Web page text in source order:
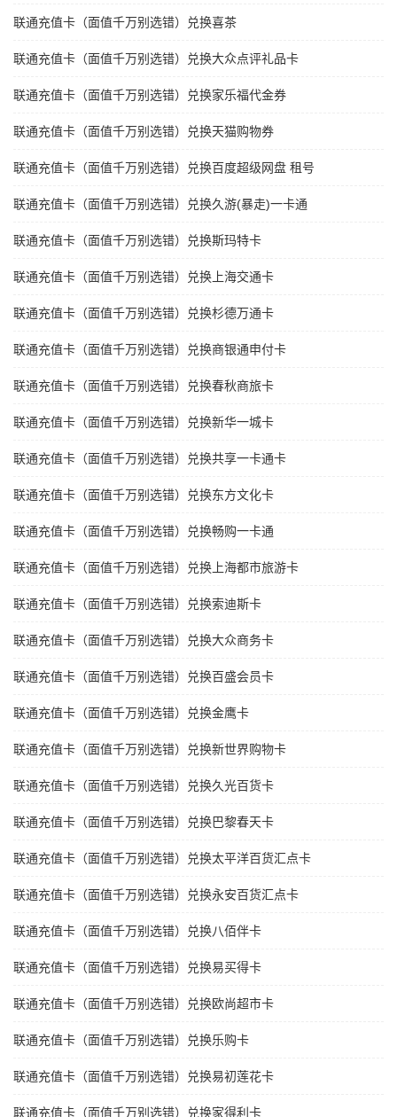
联通充值卡（面值千万别选错）兑换喜茶
联通充值卡（面值千万别选错）兑换大众点评礼品卡
联通充值卡（面值千万别选错）兑换家乐福代金券
联通充值卡（面值千万别选错）兑换天猫购物券
联通充值卡（面值千万别选错）兑换百度超级网盘 租号
联通充值卡（面值千万别选错）兑换久游(暴走)一卡通
联通充值卡（面值千万别选错）兑换斯玛特卡
联通充值卡（面值千万别选错）兑换上海交通卡
联通充值卡（面值千万别选错）兑换杉德万通卡
联通充值卡（面值千万别选错）兑换商银通申付卡
联通充值卡（面值千万别选错）兑换春秋商旅卡
联通充值卡（面值千万别选错）兑换新华一城卡
联通充值卡（面值千万别选错）兑换共享一卡通卡
联通充值卡（面值千万别选错）兑换东方文化卡
联通充值卡（面值千万别选错）兑换畅购一卡通
联通充值卡（面值千万别选错）兑换上海都市旅游卡
联通充值卡（面值千万别选错）兑换索迪斯卡
联通充值卡（面值千万别选错）兑换大众商务卡
联通充值卡（面值千万别选错）兑换百盛会员卡
联通充值卡（面值千万别选错）兑换金鹰卡
联通充值卡（面值千万别选错）兑换新世界购物卡
联通充值卡（面值千万别选错）兑换久光百货卡
联通充值卡（面值千万别选错）兑换巴黎春天卡
联通充值卡（面值千万别选错）兑换太平洋百货汇点卡
联通充值卡（面值千万别选错）兑换永安百货汇点卡
联通充值卡（面值千万别选错）兑换八佰伴卡
联通充值卡（面值千万别选错）兑换易买得卡
联通充值卡（面值千万别选错）兑换欧尚超市卡
联通充值卡（面值千万别选错）兑换乐购卡
联通充值卡（面值千万别选错）兑换易初莲花卡
联通充值卡（面值千万别选错）兑换家得利卡